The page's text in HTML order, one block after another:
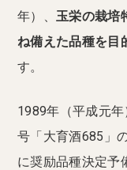
年）、 玉栄の栽培
ね備えた品種を目
す。
1989年（平成元
号「大育酒685」
に奨励品種決定予